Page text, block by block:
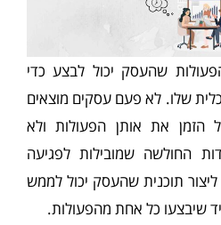
שהעסק יכול לבצע כדי
שלו. לא פעם עסקים מוצאים
את אותן הפעולות ולא
החולשה שמובילות לפגיעה
תוכנית שהעסק יכול לממש
שיבצעו כל אחת מהפעולות.